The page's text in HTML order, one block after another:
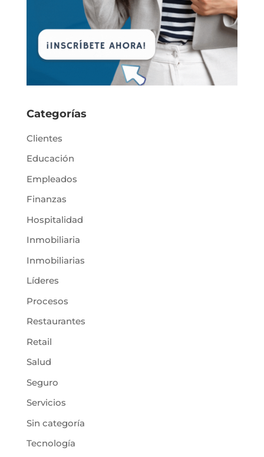
Categorías
Clientes
Educación
Empleados
Finanzas
Hospitalidad
Inmobiliaria
Inmobiliarias
Líderes
Procesos
Restaurantes
Retail
Salud
Seguro
Servicios
Sin categoría
Tecnología